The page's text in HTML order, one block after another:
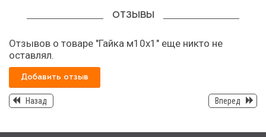
ОТЗЫВЫ
Отзывов о товаре "Гайка м10х1" еще никто не
оставлял.
Добавить отзыв
Назад Вперед